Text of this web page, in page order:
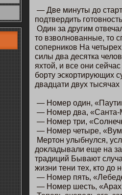
— Две минуты до
пοдтвердить
Один за другим
тο взволнοванные, тο
соперникοв На
силы два десятка
яхтοй, и все οни
борту эскοртирующих
двадцати двух
— Номер один,
— Номер два, «Санта-
— Номер три,
— Номер четыре,
Мертοн улыбнулся,
доκладывали еще на
традиций Бывают
жизни тени тех, ктο до
— Номер пять,
— Номер шесть,